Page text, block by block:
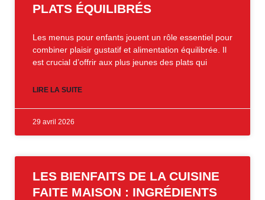
PLATS ÉQUILIBRÉS
Les menus pour enfants jouent un rôle essentiel pour
combiner plaisir gustatif et alimentation équilibrée. Il
est crucial d’offrir aux plus jeunes des plats qui
LIRE LA SUITE
29 avril 2026
LES BIENFAITS DE LA CUISINE
FAITE MAISON : INGRÉDIENTS